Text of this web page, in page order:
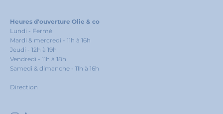
Heures d'ouverture Olie & co
Lundi - Fermé
Mardi & mercredi - 11h à 16h
Jeudi - 12h à 19h
Vendredi - 11h à 18h
Samedi & dimanche - 11h à 16h
Direction